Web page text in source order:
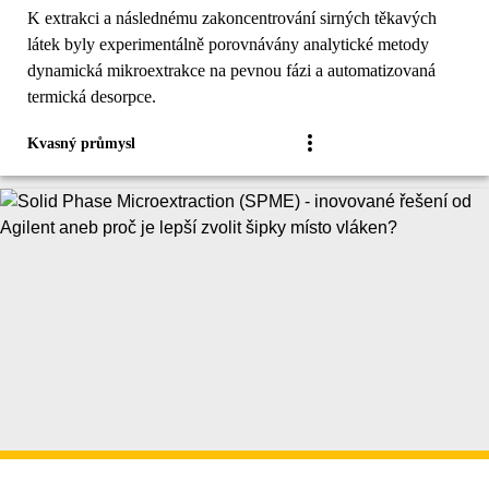
K extrakci a následnému zakoncentrování sirných těkavých
látek byly experimentálně porovnávány analytické metody
dynamická mikroextrakce na pevnou fázi a automatizovaná
termická desorpce.
Kvasný průmysl